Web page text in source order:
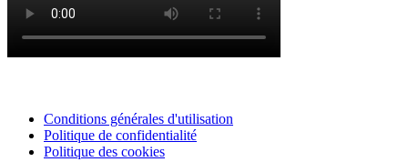
Conditions générales d'utilisation
Politique de confidentialité
Politique des cookies